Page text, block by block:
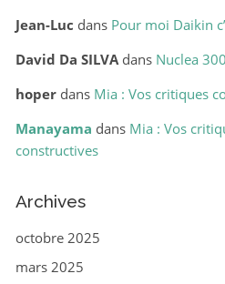
Jean-Luc dans Pour moi Daikin
David Da SILVAdans Nuclea
hoperdans Mia : Vos critiques
Manayama dans Mia : Vos
constructives
Archives
octobre 2025
mars 2025